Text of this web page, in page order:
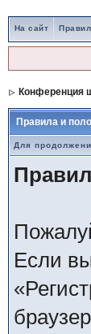
На сайт
Конференция
Правила и
Для
Если